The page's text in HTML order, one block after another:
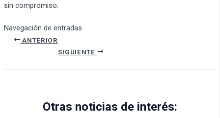
sin compromiso.
Navegación de entradas
ANTERIOR
SIGUIENTE
Otras noticias de interés: